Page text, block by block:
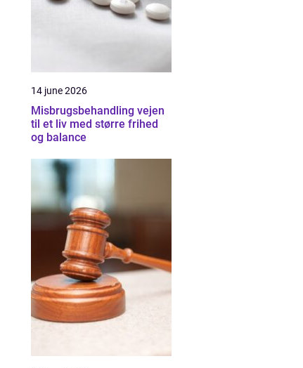
14 june 2026
Misbrugsbehandling vejen
til et liv med større frihed
og balance